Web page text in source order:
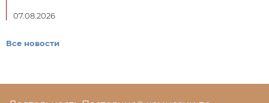
07.08.2026
Все новости